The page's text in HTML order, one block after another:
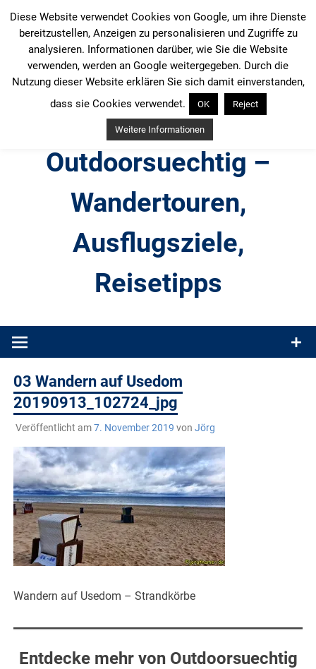
Inhalt
springen
Outdoorsuechtig –
Wandertouren,
Ausflugsziele,
Reisetipps
Produkttests und Buchrezensionen. Ein Blog für alle, die gern
03 Wandern auf Usedom
20190913_102724_jpg
Veröffentlicht am7. November 2019 von Jörg
Wandern auf Usedom – Strandkörbe
Entdecke mehr von Outdoorsuechtig
Diese Website verwendet Cookies von Google, um ihre Dienste
bereitzustellen, Anzeigen zu personalisieren und Zugriffe zu
analysieren. Informationen darüber, wie Sie die Website
verwenden, werden an Google weitergegeben. Durch die
Nutzung dieser Website erklären Sie sich damit einverstanden,
dass sie Cookies verwendet.
OK Reject
Weitere Informationen